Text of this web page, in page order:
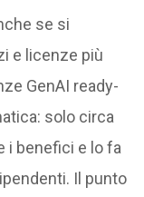
se si
e licenze più
GenAI ready-
solo circa
i benefici e lo fa
Il punto